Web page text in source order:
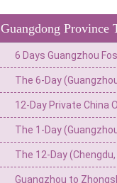
Guangdong Province